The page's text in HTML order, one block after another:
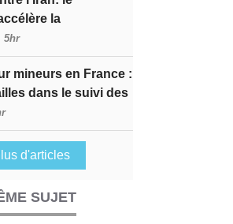
la
5hr
mineurs en France :
dans le suivi des
d'articles
SUJET